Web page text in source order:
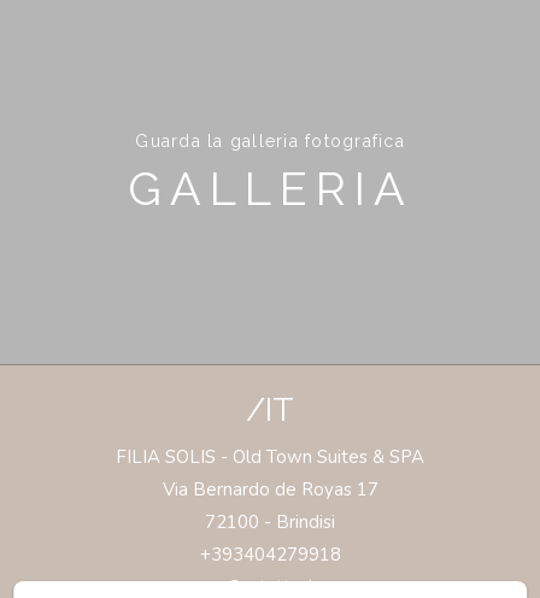
Guarda la galleria fotografica
GALLERIA
/IT
FILIA SOLIS - Old Town Suites & SPA
Via Bernardo de Royas 17
72100 - Brindisi
+393404279918
Contattaci